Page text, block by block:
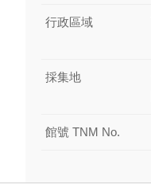
行政區域
採集地
館號 TNM No.